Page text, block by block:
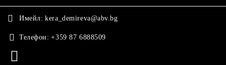
Имейл: kera_demireva@abv.bg
Телефон: +359 87 6888509